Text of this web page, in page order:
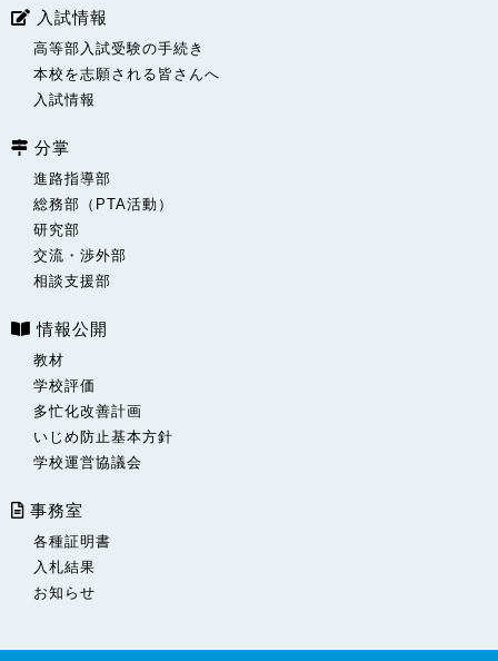
入試情報
高等部入試受験の手続き
本校を志願される皆さんへ
入試情報
分掌
進路指導部
総務部（PTA活動）
研究部
交流・渉外部
相談支援部
情報公開
教材
学校評価
多忙化改善計画
いじめ防止基本方針
学校運営協議会
事務室
各種証明書
入札結果
お知らせ